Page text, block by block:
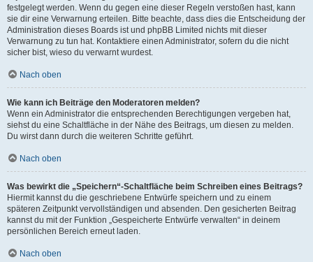
festgelegt werden. Wenn du gegen eine dieser Regeln verstoßen hast, kann
sie dir eine Verwarnung erteilen. Bitte beachte, dass dies die Entscheidung der
Administration dieses Boards ist und phpBB Limited nichts mit dieser
Verwarnung zu tun hat. Kontaktiere einen Administrator, sofern du die nicht
sicher bist, wieso du verwarnt wurdest.
Nach oben
Wie kann ich Beiträge den Moderatoren melden?
Wenn ein Administrator die entsprechenden Berechtigungen vergeben hat,
siehst du eine Schaltfläche in der Nähe des Beitrags, um diesen zu melden.
Du wirst dann durch die weiteren Schritte geführt.
Nach oben
Was bewirkt die „Speichern“-Schaltfläche beim Schreiben eines Beitrags?
Hiermit kannst du die geschriebene Entwürfe speichern und zu einem
späteren Zeitpunkt vervollständigen und absenden. Den gesicherten Beitrag
kannst du mit der Funktion „Gespeicherte Entwürfe verwalten“ in deinem
persönlichen Bereich erneut laden.
Nach oben